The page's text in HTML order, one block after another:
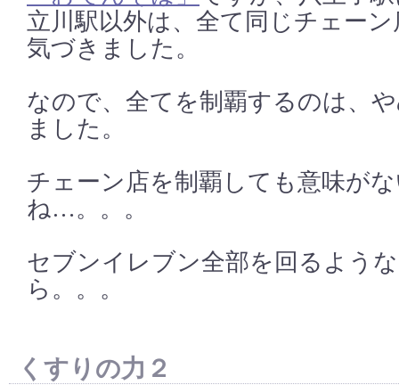
立川駅以外は、全て同じチェー
気づきました。
なので、全てを制覇するのは、
ました。
チェーン店を制覇しても意味が
ね…。。。
セブンイレブン全部を回るよう
ら。。。
くすりの力２